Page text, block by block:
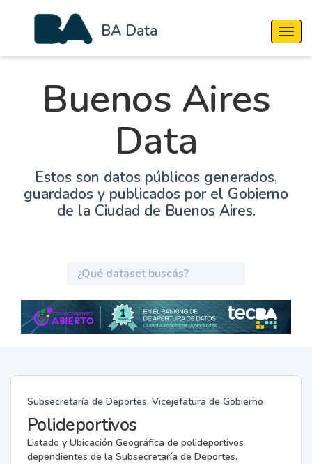
BA Data
Buenos Aires
Data
Estos son datos públicos generados,
guardados y publicados por el Gobierno
de la Ciudad de Buenos Aires.
Subsecretaría de Deportes. Vicejefatura de Gobierno
Polideportivos
Listado y Ubicación Geográfica de polideportivos
dependientes de la Subsecretaría de Deportes.